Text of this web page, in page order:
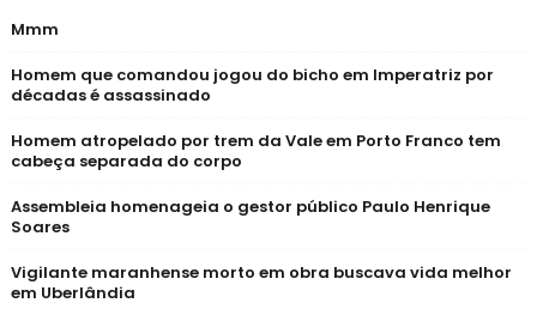
Mmm
Homem que comandou jogou do bicho em Imperatriz por
décadas é assassinado
Homem atropelado por trem da Vale em Porto Franco tem
cabeça separada do corpo
Assembleia homenageia o gestor público Paulo Henrique
Soares
Vigilante maranhense morto em obra buscava vida melhor
em Uberlândia